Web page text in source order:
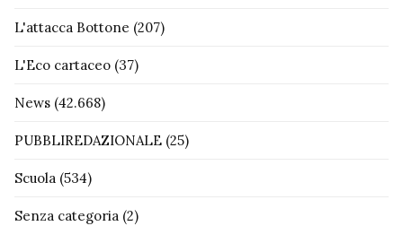
L'attacca Bottone (207)
L'Eco cartaceo (37)
News (42.668)
PUBBLIREDAZIONALE (25)
Scuola (534)
Senza categoria (2)